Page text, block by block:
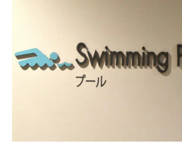
サイトポリシー